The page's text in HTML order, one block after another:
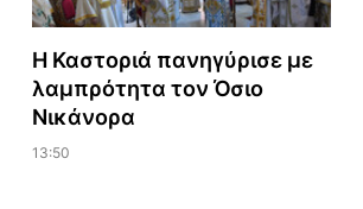
Η Καστοριά πανηγύρισε με
λαμπρότητα τον Όσιο
Νικάνορα
13:50